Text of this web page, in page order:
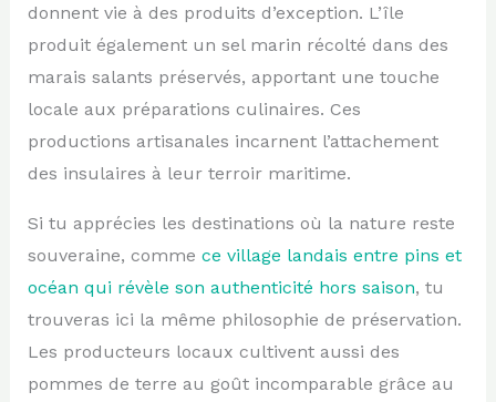
donnent vie à des produits d’exception. L’île
produit également un sel marin récolté dans des
marais salants préservés, apportant une touche
locale aux préparations culinaires. Ces
productions artisanales incarnent l’attachement
des insulaires à leur terroir maritime.
Si tu apprécies les destinations où la nature reste
souveraine, comme ce village landais entre pins et
océan qui révèle son authenticité hors saison, tu
trouveras ici la même philosophie de préservation.
Les producteurs locaux cultivent aussi des
pommes de terre au goût incomparable grâce au